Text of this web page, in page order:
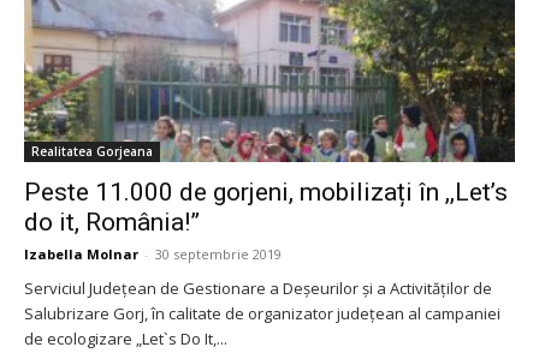
Realitatea Gorjeana
Peste 11.000 de gorjeni, mobilizați în ,,Let’s
do it, România!”
Izabella Molnar - 30 septembrie 2019
Serviciul Județean de Gestionare a Deșeurilor și a Activităților de
Salubrizare Gorj, în calitate de organizator județean al campaniei
de ecologizare „Let`s Do It,...